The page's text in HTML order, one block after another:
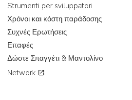
Strumenti per sviluppatori
Χρόνοι και κόστη παράδοσης
Συχνές Ερωτήσεις
Επαφές
Δώστε Σπαγγέτι & Μαντολίνο
Network